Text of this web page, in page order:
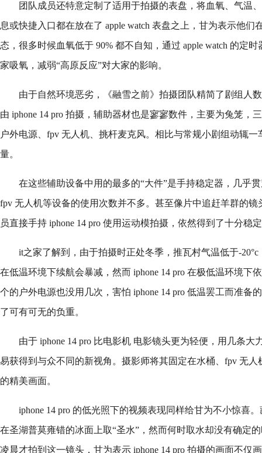
团队成员还特意定制了适用于拍摄的表盘，将血氧、气温
息或快捷入口都在放在了 apple watch 表盘之上，甘为表示他们
态，很多时候血氧低于 90% 都不自知，通过 apple watch 的定
家吸氧，减弱“高原反应”对大家的影响。
由于自然环境恶劣，《融雪之前》拍摄团队精简了剧组人
由 iphone 14 pro 拍摄，辅助器材也是寥寥数件，主要为兔笼，
户外电源、fpv 无人机、挑杆麦克风。相比与常规小剧组动辄
量。
在这些辅助设备中用的最多的“大件”是手持稳定器，几乎
fpv 无人机等设备的使用次数并不多。甚至像片中追赶羊群的
员直接手持 iphone 14 pro 使用运动模拍摄，依然得到了十分稳
it之家了解到，由于拍摄时正处冬季，推瓦村气温低于-20°c
在低温环境下续航会暴减，然而 iphone 14 pro 在极低温环境下
个的户外电源也没用几次，害怕 iphone 14 pro 低温罢工而准备
了可有可无的负重。
由于 iphone 14 pro 比电影机 电影镜头更为轻便，用几条
易获得到与众不同的新视角。摄影师将其固定在水桶、fpv 无
的精美画面。
iphone 14 pro 的低光照下的视频表现同样给甘为不小惊喜
在圣湖普莫雍错的冰面上取“圣水”，然而何时取水却没有确定
凌晨才拍到这一镜头，甘为表示 iphone 14 pro 拍摄的画面不仅